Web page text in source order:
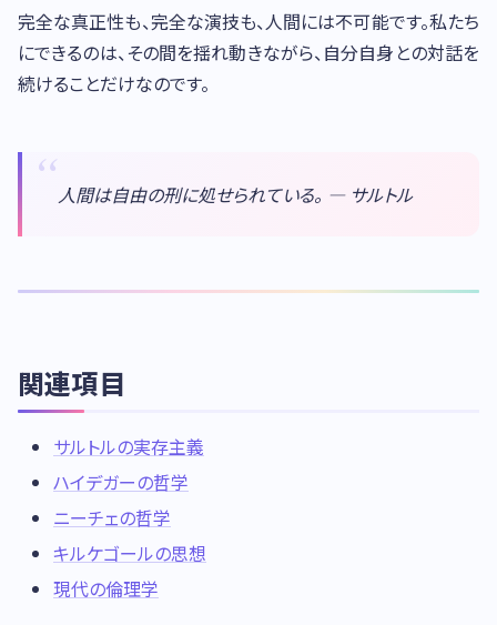
完全な真正性も、完全な演技も、人間には不可能です。私たち
にできるのは、その間を揺れ動きながら、自分自身との対話を
続けることだけなのです。
人間は自由の刑に処せられている。 — サルトル
関連項目
サルトルの実存主義
ハイデガーの哲学
ニーチェの哲学
キルケゴールの思想
現代の倫理学